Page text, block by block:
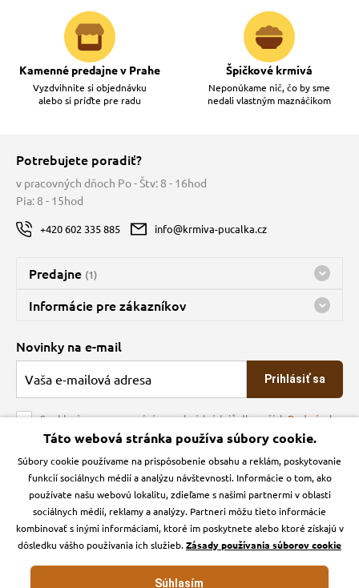
Kamenné predajne v Prahe
Vyzdvihnite si objednávku
alebo si príďte pre radu
Špičkové krmivá
Neponúkame nič, čo by sme
nedali vlastným maznáčikom
Potrebujete poradiť?
v pracovných dňoch Po - Štv: 8 - 16hod
Pia: 8 - 15hod
+420 602 335 885 info@krmiva-pucalka.cz
Predajne (1)
Predajňa a sklad Kbely
Bohužiaľ, momentálne máme zatvorené
Informácie pre zákazníkov
O spoločnosti
Veľkoobchod
Obchodné podmienky
Kontakt
Podmienky ochrany osobných údajov
Zásady používanie cookies a Google Analytics
Novinky na e-mail
Prihlásiť sa
Souhlasím se zpracováním osobních údajů dle našichPodmínek
ochrany osobních údajů
Krmiva Pučálka na sociálnych sieťach
Instagran Facebook
Táto webová stránka používa súbory cookie.
Súbory cookie používame na prispôsobenie obsahu a reklám, poskytovanie
funkcií sociálnych médií a analýzu návštevnosti. Informácie o tom, ako
používate našu webovú lokalitu, zdieľame s našimi partnermi v oblasti
sociálnych médií, reklamy a analýzy. Partneri môžu tieto informácie
kombinovať s inými informáciami, ktoré im poskytnete alebo ktoré získajú v
dôsledku vášho používania ich služieb.Zásady používania súborov cookie
Súhlasím